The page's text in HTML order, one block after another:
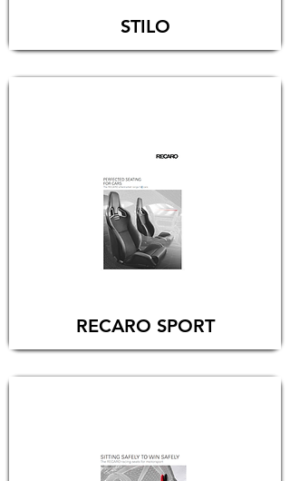
STILO
RECARO SPORT